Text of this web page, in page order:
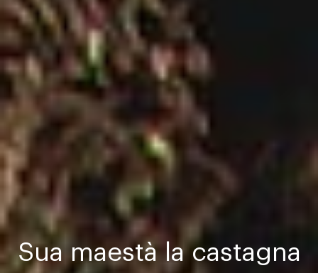
Sua maestà la castagna